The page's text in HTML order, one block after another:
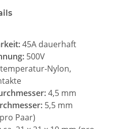
45A dauerhaft
500V
Nylon,
4,5 mm
5,5 mm
Paar)